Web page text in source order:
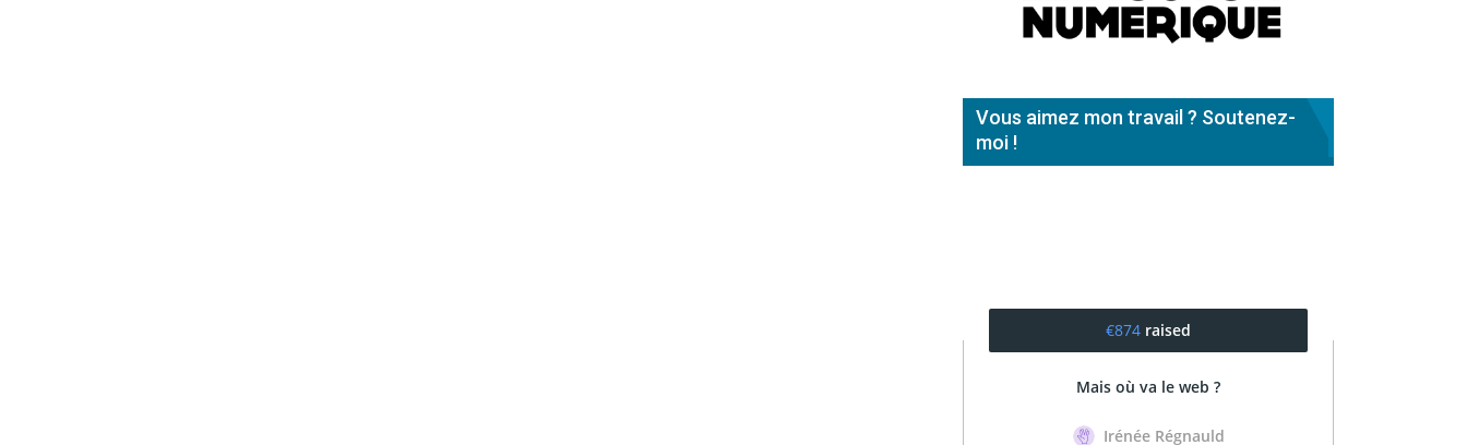
Vous aimez mon travail ? Soutenez-
moi !